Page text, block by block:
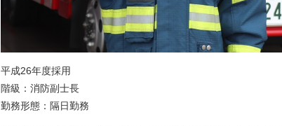
平成26年度採用
階級：消防副士長
勤務形態：隔日勤務